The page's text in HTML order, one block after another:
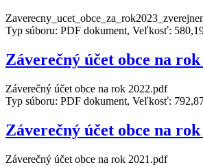
Typ súboru: PDF dokument, Veľkosť:
Záverečný účet obce na rok
Záverečný účet obce na rok 2022.pdf
Typ súboru: PDF dokument, Veľkosť:
Záverečný účet obce na rok
Záverečný účet obce na rok 2021.pdf